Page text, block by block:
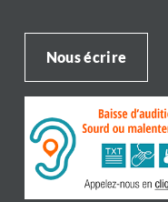
Nous écrire